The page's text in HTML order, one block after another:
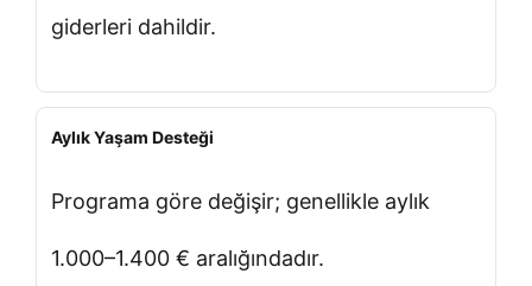
giderleri dahildir.
Aylık Yaşam Desteği
Programa göre değişir; genellikle aylık
1.000–1.400 € aralığındadır.